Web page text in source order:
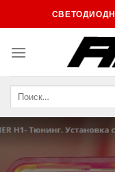
to